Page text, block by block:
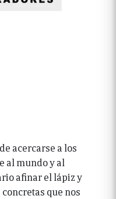
acercarse a los
al mundo y al
afinar el lápiz y
que nos